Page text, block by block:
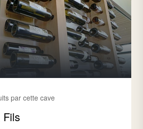
par cette cave
Fils